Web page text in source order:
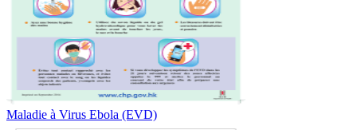
Maladie à Virus Ebola (EVD)